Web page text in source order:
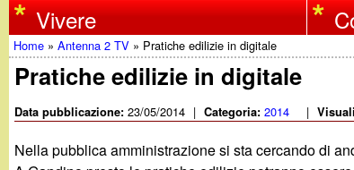
w
w
w
.
Vivere
Tu
sei
qui
Home »Antenna 2 TV » Pratiche edilizie in digitale
Pratiche edilizie in digitale
Data pubblicazione:23/05/2014 | Categoria:2014 |
Nella pubblica amministrazione si sta cercando di